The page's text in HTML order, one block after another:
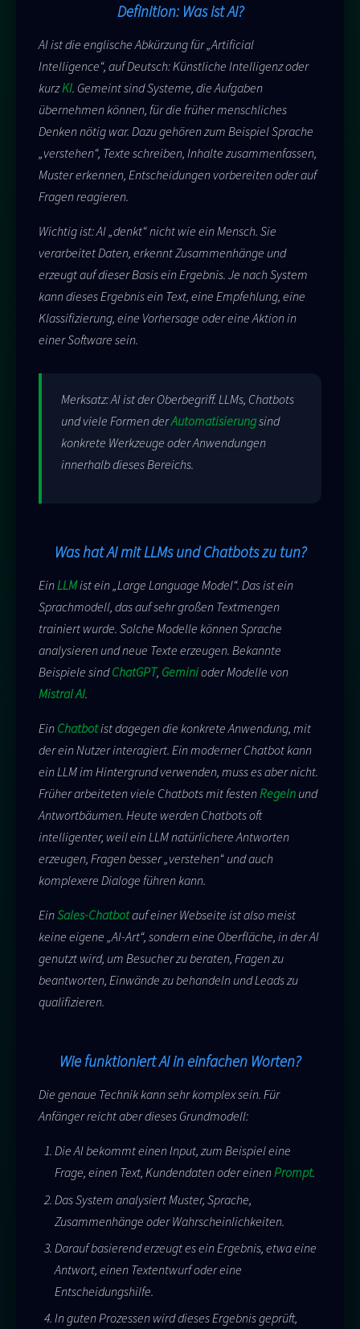
Definition: Was ist AI?
AI ist die englische Abkürzung für „Artificial
Intelligence“, auf Deutsch: Künstliche Intelligenz oder
kurzKI. Gemeint sind Systeme, die Aufgaben
übernehmen können, für die früher menschliches
Denken nötig war. Dazu gehören zum Beispiel Sprache
„verstehen“, Texte schreiben, Inhalte zusammenfassen,
Muster erkennen, Entscheidungen vorbereiten oder auf
Fragen reagieren.
Wichtig ist: AI „denkt“ nicht wie ein Mensch. Sie
verarbeitet Daten, erkennt Zusammenhänge und
erzeugt auf dieser Basis ein Ergebnis. Je nach System
kann dieses Ergebnis ein Text, eine Empfehlung, eine
Klassifizierung, eine Vorhersage oder eine Aktion in
einer Software sein.
Merksatz: AI ist der Oberbegriff. LLMs, Chatbots
und viele Formen derAutomatisierungsind
konkrete Werkzeuge oder Anwendungen
innerhalb dieses Bereichs.
Was hat AI mit LLMs und Chatbots zu tun?
EinLLMist ein „Large Language Model“. Das ist ein
Sprachmodell, das auf sehr großen Textmengen
trainiert wurde. Solche Modelle können Sprache
analysieren und neue Texte erzeugen. Bekannte
Beispiele sindChatGPT, Geminioder Modelle von
Mistral AI.
Ein Chatbotist dagegen die konkrete Anwendung, mit
der ein Nutzer interagiert. Ein moderner Chatbot kann
ein LLM im Hintergrund verwenden, muss es aber nicht.
Früher arbeiteten viele Chatbots mit festenRegeln und
Antwortbäumen. Heute werden Chatbots oft
intelligenter, weil ein LLM natürlichere Antworten
erzeugen, Fragen besser „verstehen“ und auch
komplexere Dialoge führen kann.
EinSales-Chatbotauf einer Webseite ist also meist
keine eigene „AI-Art“, sondern eine Oberfläche, in der AI
genutzt wird, um Besucher zu beraten, Fragen zu
beantworten, Einwände zu behandeln und Leads zu
qualifizieren.
Wie funktioniert AI in einfachen Worten?
Die genaue Technik kann sehr komplex sein. Für
Anfänger reicht aber dieses Grundmodell:
Die AI bekommt einen Input, zum Beispiel eine
Frage, einen Text, Kundendaten oder einenPrompt.
Das System analysiert Muster, Sprache,
Zusammenhänge oder Wahrscheinlichkeiten.
Darauf basierend erzeugt es ein Ergebnis, etwa eine
Antwort, einen Textentwurf oder eine
Entscheidungshilfe.
In guten Prozessen wird dieses Ergebnis geprüft,